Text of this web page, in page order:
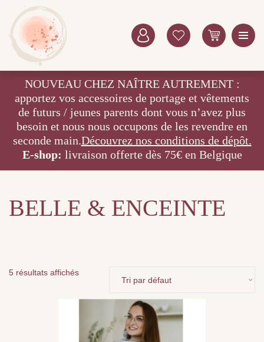
NOUVEAU CHEZ NAÎTRE AUTREMENT :
apportez vos accessoires de portage et vêtements
de futurs / jeunes parents dont vous n’avez plus
besoin et nous nous occupons de les revendre en
seconde main.Découvrez nos conditions de dépôt.
E-shop: livraison offerte dès 75€ en Belgique
BELLE & ENCEINTE
5 résultats affichés
Ce
produit
a
plusieurs
variations.